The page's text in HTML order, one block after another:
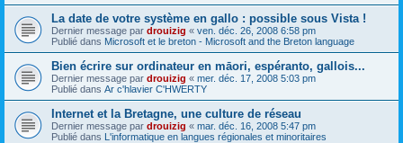
La date de votre système en gallo : possible sous Vista !
Dernier message par drouizig « ven. déc. 26, 2008 6:58 pm
Publié dans Microsoft et le breton - Microsoft and the Breton language
Bien écrire sur ordinateur en māori, espéranto, gallois...
Dernier message par drouizig « mer. déc. 17, 2008 5:03 pm
Publié dans Ar c'hlavier C'HWERTY
Internet et la Bretagne, une culture de réseau
Dernier message par drouizig « mar. déc. 16, 2008 5:47 pm
Publié dans L'informatique en langues régionales et minoritaires